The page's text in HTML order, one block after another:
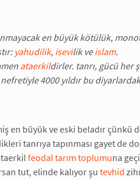
en büyük kötülük,
yahudilik, isevilik veislam.
ataerkildirler. tanrı, gücü her
4000 yıldır bu
en büyük ve eski beladır
tanrıya tapınması gayet de
feodaltarım toplumuna
tut, elinde kalıyor şu tevhid